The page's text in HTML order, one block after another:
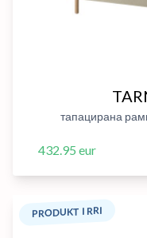
тапацирана
432.95 eur
PRODUKT I RRI